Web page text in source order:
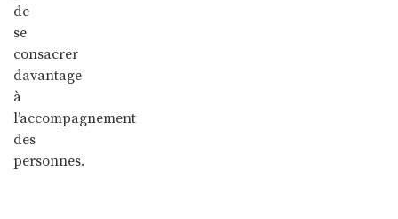
de
se
consacrer
davantage
à
l’accompagnement
des
personnes.